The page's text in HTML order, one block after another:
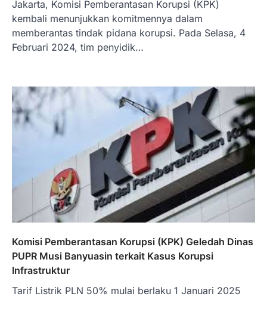
Jakarta, Komisi Pemberantasan Korupsi (KPK)
kembali menunjukkan komitmennya dalam
memberantas tindak pidana korupsi. Pada Selasa, 4
Februari 2024, tim penyidik…
Komisi Pemberantasan Korupsi (KPK) Geledah Dinas
PUPR Musi Banyuasin terkait Kasus Korupsi
Infrastruktur
Tarif Listrik PLN 50% mulai berlaku 1 Januari 2025